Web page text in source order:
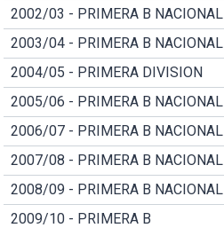
2002/03 - PRIMERA B NACIONAL
2003/04 - PRIMERA B NACIONAL
2004/05 - PRIMERA DIVISION
2005/06 - PRIMERA B NACIONAL
2006/07 - PRIMERA B NACIONAL
2007/08 - PRIMERA B NACIONAL
2008/09 - PRIMERA B NACIONAL
2009/10 - PRIMERA B